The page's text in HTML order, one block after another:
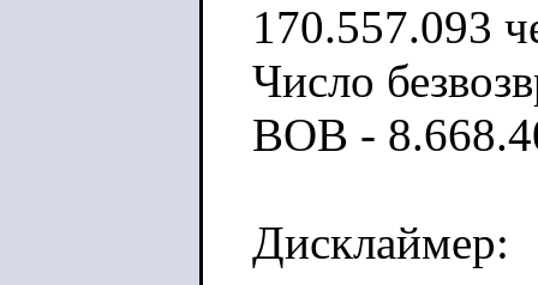
170.557.093
Число
ВОВ -
Дисклаймер: